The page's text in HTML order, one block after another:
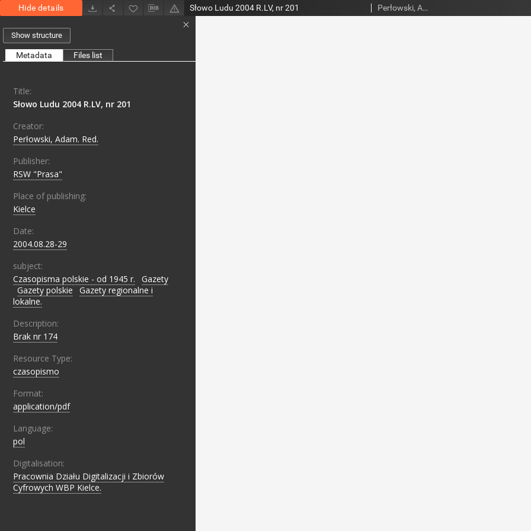
Hide details Słowo Ludu 2004 R.LV, nr 201 Perłowski, Adam. Red.
Show structure
Metadata Files list
Title:
Słowo Ludu 2004 R.LV, nr 201
Creator:
Perłowski, Adam. Red.
Publisher:
RSW "Prasa"
Place of publishing:
Kielce
Date:
2004.08.28-29
subject:
Czasopisma polskie - od 1945 r.
Gazety
Gazety polskie
Gazety regionalne i
lokalne.
Description:
Brak nr 174
Resource Type:
czasopismo
Format:
application/pdf
Language:
pol
Digitalisation:
Pracownia Działu Digitalizacji i Zbiorów
Cyfrowych WBP Kielce.